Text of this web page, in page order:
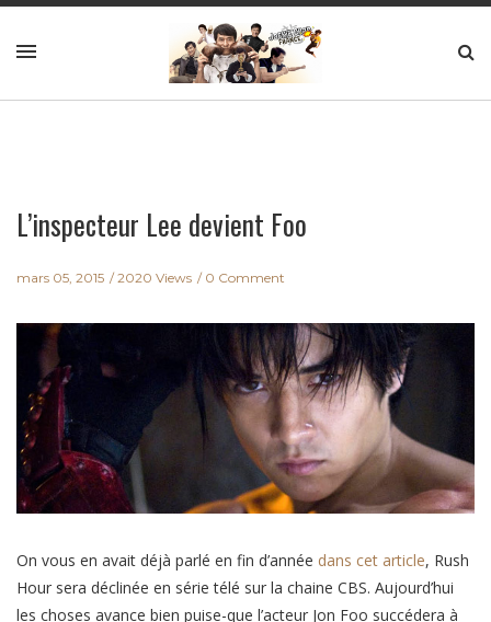
L’inspecteur Lee devient Foo
mars 05, 2015 2020 Views 0 Comment
On vous en avait déjà parlé en fin d’année dans cet article, Rush
Hour sera déclinée en série télé sur la chaine CBS. Aujourd’hui
les choses avance bien puise-que l’acteur Jon Foo succédera à